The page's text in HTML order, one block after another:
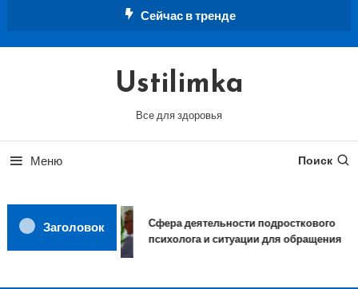
Сейчас в тренде
Ustilimka
Все для здоровья
Меню Поиск
Заголовок
Сфера деятельности подросткового
психолога и ситуации для обращения